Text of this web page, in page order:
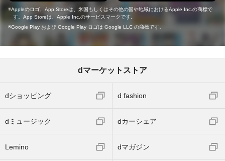
Appleのロゴ、App Storeは、米国もしくはその他の国や地域におけるApple Inc.の商標で
す。App Storeは、Apple Inc.のサービスマークです。
Google Play および Google Play ロゴは Google LLC の商標です。
dマーケットストア
dショッピング d fashion
dミュージック dカーシェア
Lemino dマガジン